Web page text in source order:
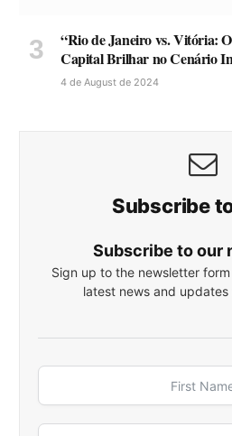
“Rio de Janeiro vs. Vitória:
Capital Brilhar no Cenário
4 de August de 2024
Subscribe
Subscribe to our
Sign up to the newsletter
latest news and